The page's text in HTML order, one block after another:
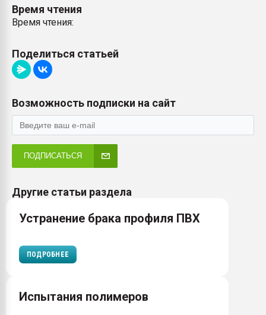
Время чтения
Время чтения:
Поделиться статьей
Возможность подписки на сайт
ПОДПИСАТЬСЯ
Другие статьи раздела
Устранение брака профиля ПВХ
ПОДРОБНЕЕ
Испытания полимеров